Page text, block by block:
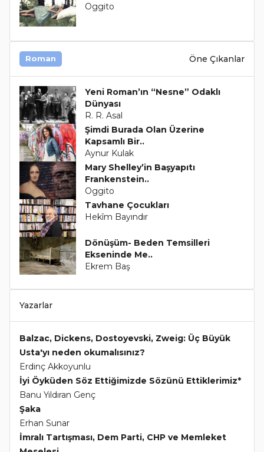
Oggito
Roman Öne Çıkanlar
Yeni Roman’ın “Nesne” Odaklı
Dünyası
R. R. Asal
Şimdi Burada Olan Üzerine
Kapsamlı Bir..
Aynur Kulak
Mary Shelley’in Başyapıtı
Frankenstein..
Oggito
Tavhane Çocukları
Hekîm Bayındır
Dönüşüm- Beden Temsilleri
Ekseninde Me..
Ekrem Baş
Yazarlar
Balzac, Dickens, Dostoyevski, Zweig: Üç Büyük
Usta'yı neden okumalısınız?
Erdinç Akkoyunlu
İyi Öyküden Söz Ettiğimizde Sözünü Ettiklerimiz*
Banu Yıldıran Genç
Şaka
Erhan Sunar
İmralı Tartışması, Dem Parti, CHP ve Memleket